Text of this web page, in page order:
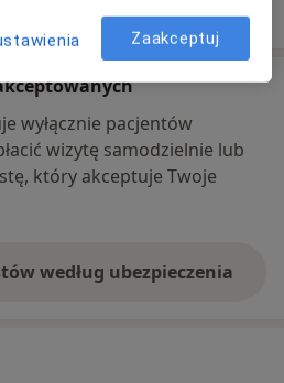
o adresie
wyłącznie pacjentów
wizytę samodzielnie lub
który akceptuje Twoje
według ubezpieczenia
Zaakceptuj